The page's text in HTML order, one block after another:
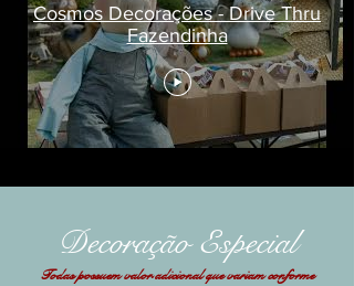
Cosmos Decorações - Drive Thru
Fazendinha
Decoração Especial
Todaspossuemvalor adicional que variam conforme